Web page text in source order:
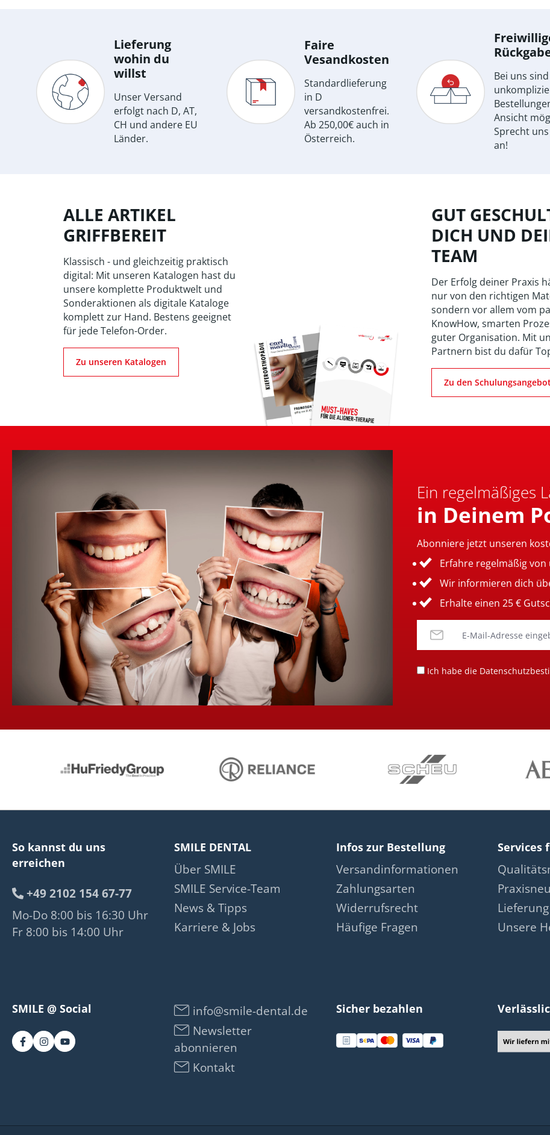
Lieferung
wohin du
willst
Unser Versand
erfolgt nach D, AT,
CH und andere EU
Länder.
Faire
Vesandkosten
Standardlieferung
in D
versandkostenfrei.
Ab 250,00€ auch in
Österreich.
Bei uns sind
Ansicht
Sprecht
an!
ALLE ARTIKEL
GRIFFBEREIT
Klassisch - und gleichzeitig praktisch
digital: Mit unseren Katalogen hast du
unsere komplette Produktwelt und
Sonderaktionen als digitale Kataloge
komplett zur Hand. Bestens geeignet
für jede Telefon-Order.
Zu unseren Katalogen
GUT
DICH UND
TEAM
Der Erfolg deiner Praxis
nur von den richtigen
sondern vor allem vom
KnowHow, smarten
guter Organisation. Mit
Partnern bist du dafür
Zu den
Ein regelmäßiges
in Deinem
Abonniere jetzt unseren
Erfahre regelmäßig
Wir informieren dich
Erhalte einen 25 €
Ich habe die
So kannst du uns
erreichen
+49 2102 154 67-77
Mo-Do 8:00 bis 16:30 Uhr
Fr 8:00 bis 14:00 Uhr
SMILE DENTAL
Über SMILE
SMILE Service-Team
News & Tipps
Karriere & Jobs
Infos zur Bestellung
Versandinformationen
Zahlungsarten
Widerrufsrecht
Häufige Fragen
Services
Unsere
SMILE @ Social
info@smile-dental.de
Newsletter
abonnieren
Kontakt
Sicher bezahlen